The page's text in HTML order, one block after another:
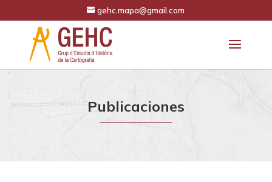
gehc.mapa@gmail.com
Publicaciones